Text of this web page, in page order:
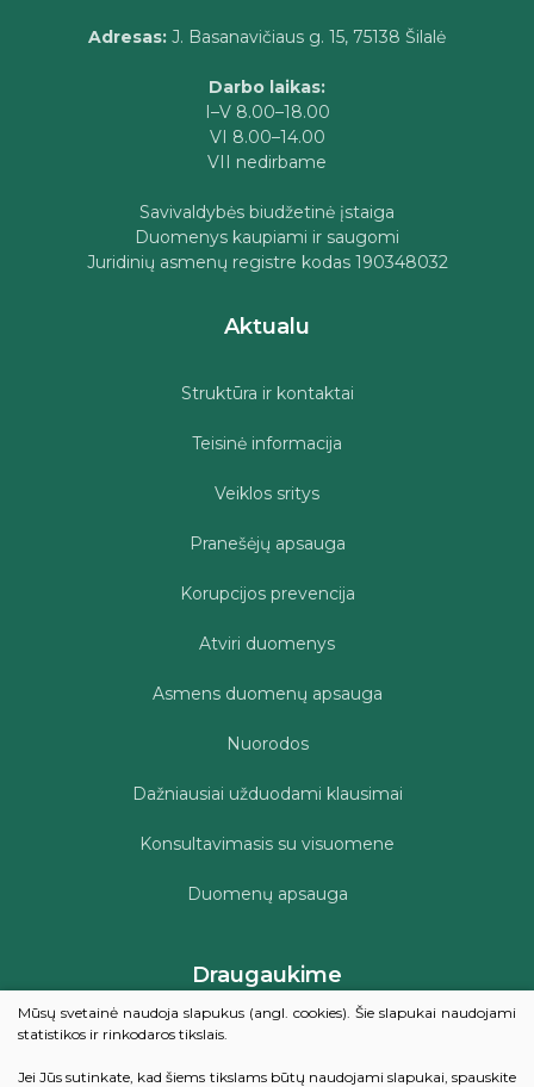
Adresas: J. Basanavičiaus g. 15, 75138 Šilalė
Darbo laikas:
I–V 8.00–18.00
VI 8.00–14.00
VII nedirbame
Savivaldybės biudžetinė įstaiga
Duomenys kaupiami ir saugomi
Juridinių asmenų registre kodas 190348032
Aktualu
Struktūra ir kontaktai
Teisinė informacija
Veiklos sritys
Pranešėjų apsauga
Korupcijos prevencija
Atviri duomenys
Asmens duomenų apsauga
Nuorodos
Dažniausiai užduodami klausimai
Konsultavimasis su visuomene
Duomenų apsauga
Draugaukime
Mūsų svetainė naudoja slapukus (angl. cookies). Šie slapukai naudojami
statistikos ir rinkodaros tikslais.
Jei Jūs sutinkate, kad šiems tikslams būtų naudojami slapukai, spauskite